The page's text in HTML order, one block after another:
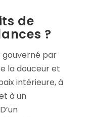
de
?
gouverné par
la douceur et
intérieure, à
à un